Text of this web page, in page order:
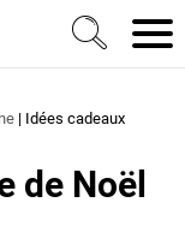
rénovation &
| Idées cadeaux
de Noël